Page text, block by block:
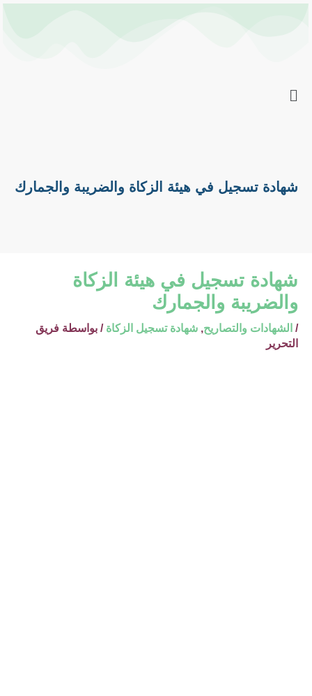
شهادة تسجيل في هيئة الزكاة والضريبة والجمارك
شهادة تسجيل في هيئة الزكاة
والضريبة والجمارك
/ الشهادات والتصاريح, شهادة تسجيل الزكاة / بواسطة فريق
التحرير
navigation